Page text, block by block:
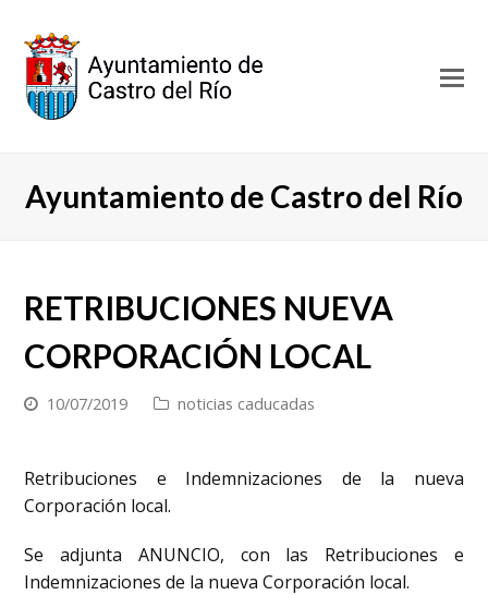
Ayuntamiento de Castro del Río
RETRIBUCIONES NUEVA
CORPORACIÓN LOCAL
10/07/2019 noticias caducadas
Retribuciones e Indemnizaciones de la nueva
Corporación local.
Se adjunta ANUNCIO, con las Retribuciones e
Indemnizaciones de la nueva Corporación local.